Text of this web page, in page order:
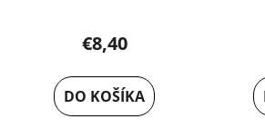
€8,40
DO KOŠÍKA